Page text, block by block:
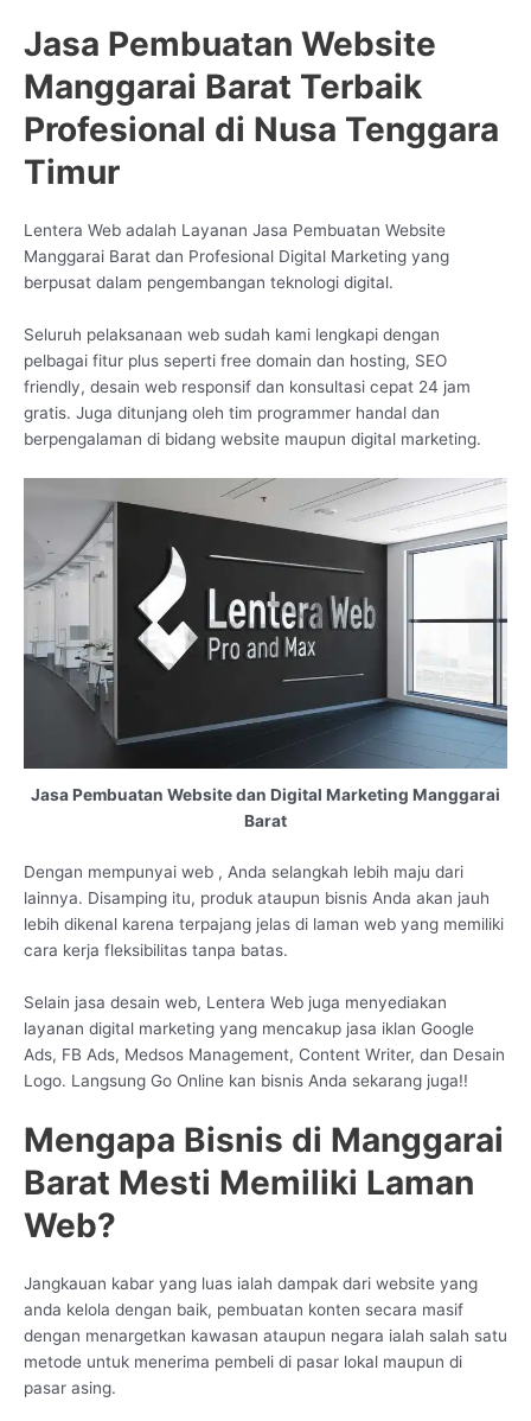
Jasa Pembuatan Website
Manggarai Barat Terbaik
Profesional di Nusa Tenggara
Timur
Lentera Web adalah Layanan Jasa Pembuatan Website
Manggarai Barat dan Profesional Digital Marketing yang
berpusat dalam pengembangan teknologi digital.
Seluruh pelaksanaan web sudah kami lengkapi dengan
pelbagai fitur plus seperti free domain dan hosting, SEO
friendly, desain web responsif dan konsultasi cepat 24 jam
gratis. Juga ditunjang oleh tim programmer handal dan
berpengalaman di bidang website maupun digital marketing.
Jasa Pembuatan Website dan Digital Marketing Manggarai
Barat
Dengan mempunyai web , Anda selangkah lebih maju dari
lainnya. Disamping itu, produk ataupun bisnis Anda akan jauh
lebih dikenal karena terpajang jelas di laman web yang memiliki
cara kerja fleksibilitas tanpa batas.
Selain jasa desain web, Lentera Web juga menyediakan
layanan digital marketing yang mencakup jasa iklan Google
Ads, FB Ads, Medsos Management, Content Writer, dan Desain
Logo. Langsung Go Online kan bisnis Anda sekarang juga!!
Mengapa Bisnis di Manggarai
Barat Mesti Memiliki Laman
Web?
Jangkauan kabar yang luas ialah dampak dari website yang
anda kelola dengan baik, pembuatan konten secara masif
dengan menargetkan kawasan ataupun negara ialah salah satu
metode untuk menerima pembeli di pasar lokal maupun di
pasar asing.